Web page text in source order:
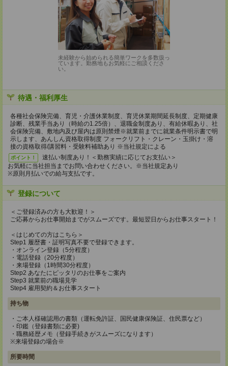
未経験から始められる簡単ワークを多数扱っ
ています。勤務地もお気軽にご相談くださ
い。
待遇・福利厚生
各種社会保険完備、育児・介護休業制度、育児休業期間延長制度、定期健康
診断、残業手当あり（時給の1.25倍）、退職金制度あり、有給休暇あり、社
会保険完備、敷地内及び屋内は原則禁煙※就業前までに就業条件明示書で明
示します、あんしん資格取得制度 フォークリフト・クレーン・玉掛け・溶
接の資格取得/講習料・受験料補助あり ※当社規定による
ポイント！
速払い制度あり！＜勤務実績に応じてお支払い＞
お気軽に当社担当までお問い合わせください。※当社規定あり
※原則月払いでの給与支払です。
登録について
＜ご登録済みの方も大歓迎！＞
ご応募からお仕事開始までがスムーズです。最短翌日からお仕事スタート！
＜はじめての方はこちら＞
Step1 履歴書・証明写真不要で登録できます。
・オンライン登録（5分程度）
・電話登録（20分程度）
・来場登録（1時間30分程度）
Step2 あなたにピッタリのお仕事をご案内
Step3 就業前の職場見学
Step4 雇用契約＆お仕事スタート
持ち物
・ご本人様確認用の書類（運転免許証、国民健康保険証、住民票など）
・印鑑（登録書類に必要)
・職務経歴メモ（登録手続きがスムーズになります）
※来場登録の場合※
所要時間